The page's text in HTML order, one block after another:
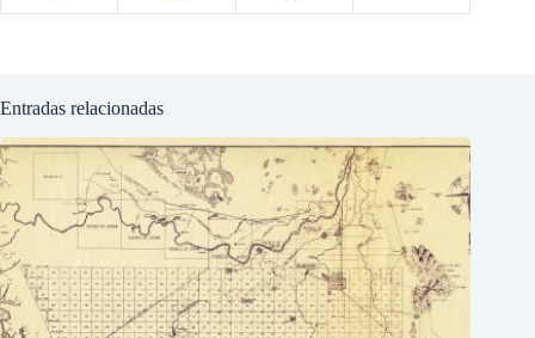
Entradas relacionadas